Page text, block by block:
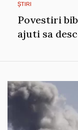
ȘTIRI
Povestiri
ajuti sa